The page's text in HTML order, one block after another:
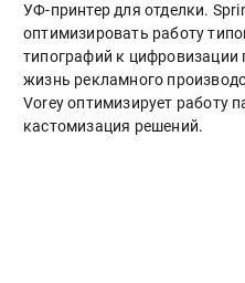
УФ-принтер для отделки.
оптимизировать работу
типографий к цифровизации
жизнь рекламного
Vorey оптимизирует работу
кастомизация решений.